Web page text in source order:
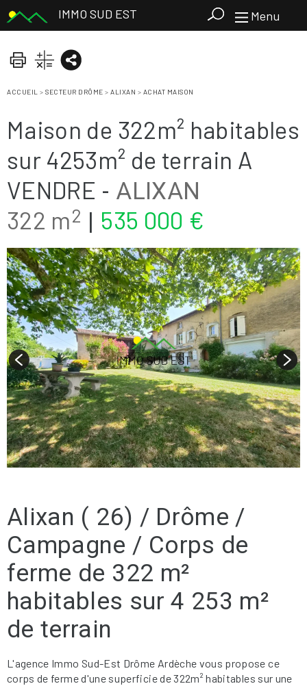
IMMO SUD EST Menu
ACCUEIL > SECTEUR DRÔME > ALIXAN > ACHAT MAISON
Maison de 322m² habitables
sur 4253m² de terrain A
VENDRE - ALIXAN
322 m2 | 535 000 €
Alixan ( 26) / Drôme /
Campagne / Corps de
ferme de 322 m²
habitables sur 4 253 m²
de terrain
L'agence Immo Sud-Est Drôme Ardèche vous propose ce
corps de ferme d'une superficie de 322m² habitables sur une